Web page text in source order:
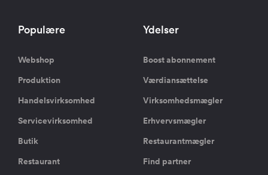
Populære
Webshop
Produktion
Handelsvirksomhed
Servicevirksomhed
Butik
Restaurant
Ydelser
Boost abonnement
Værdiansættelse
Virksomhedsmægler
Erhvervsmægler
Restaurantmægler
Find partner